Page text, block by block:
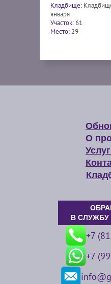
Кладбище:
января
Участок:61
Место: 29
О
В
+7
+7